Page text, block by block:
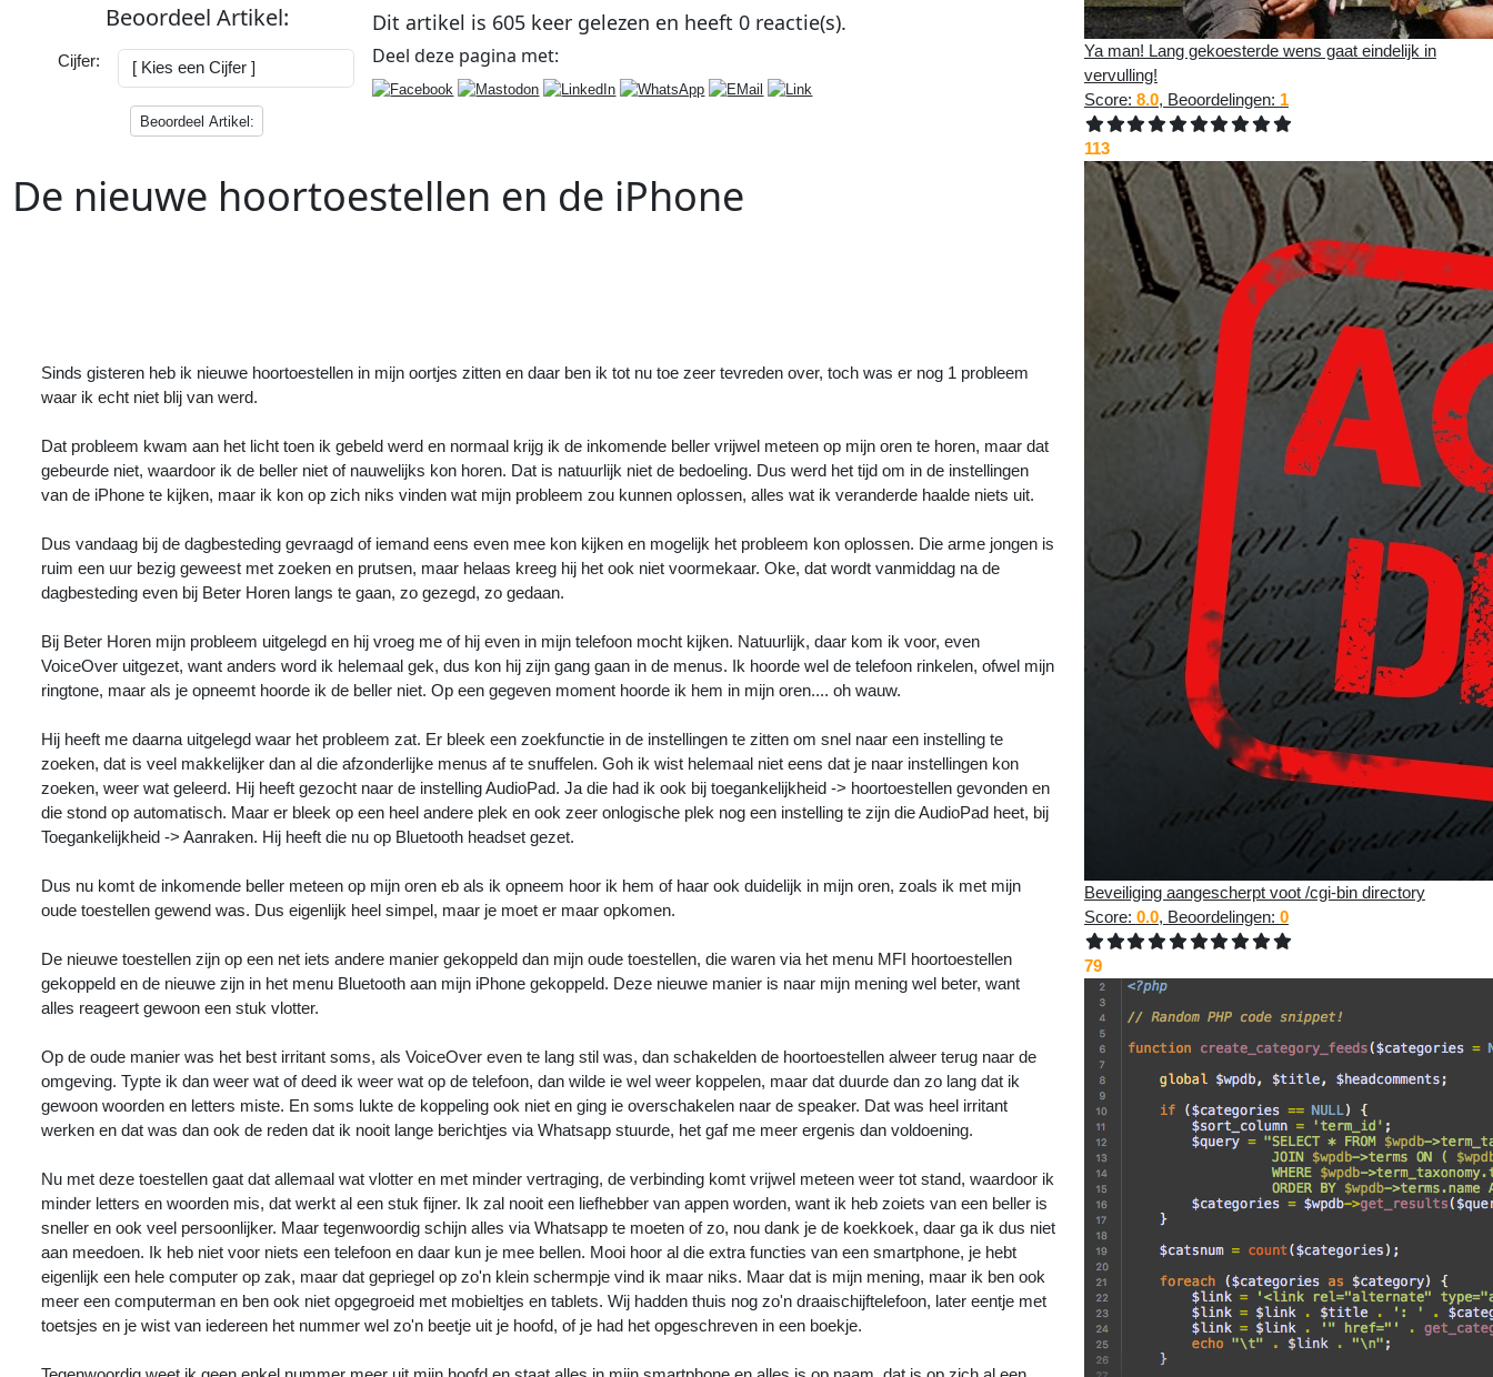
Beoordeel Artikel:
Cijfer:
Beoordeel Artikel:
Dit artikel is 605 keer gelezen en heeft0 reactie(s).
Deel deze pagina met:
De nieuwe hoortoestellen en de iPhone
Sinds gisteren heb ik nieuwe hoortoestellen in mijn oortjes zitten en daar ben ik tot nu toe zeer tevreden over, toch was er nog 1 probleem
waar ik echt niet blij van werd.
Dat probleem kwam aan het licht toen ik gebeld werd en normaal krijg ik de inkomende beller vrijwel meteen op mijn oren te horen, maar dat
gebeurde niet, waardoor ik de beller niet of nauwelijks kon horen. Dat is natuurlijk niet de bedoeling. Dus werd het tijd om in de instellingen
van de iPhone te kijken, maar ik kon op zich niks vinden wat mijn probleem zou kunnen oplossen, alles wat ik veranderde haalde niets uit.
Dus vandaag bij de dagbesteding gevraagd of iemand eens even mee kon kijken en mogelijk het probleem kon oplossen. Die arme jongen is
ruim een uur bezig geweest met zoeken en prutsen, maar helaas kreeg hij het ook niet voormekaar. Oke, dat wordt vanmiddag na de
dagbesteding even bij Beter Horen langs te gaan, zo gezegd, zo gedaan.
Bij Beter Horen mijn probleem uitgelegd en hij vroeg me of hij even in mijn telefoon mocht kijken. Natuurlijk, daar kom ik voor, even
VoiceOver uitgezet, want anders word ik helemaal gek, dus kon hij zijn gang gaan in de menus. Ik hoorde wel de telefoon rinkelen, ofwel mijn
ringtone, maar als je opneemt hoorde ik de beller niet. Op een gegeven moment hoorde ik hem in mijn oren.... oh wauw.
Hij heeft me daarna uitgelegd waar het probleem zat. Er bleek een zoekfunctie in de instellingen te zitten om snel naar een instelling te
zoeken, dat is veel makkelijker dan al die afzonderlijke menus af te snuffelen. Goh ik wist helemaal niet eens dat je naar instellingen kon
zoeken, weer wat geleerd. Hij heeft gezocht naar de instelling AudioPad. Ja die had ik ook bij toegankelijkheid -> hoortoestellen gevonden en
die stond op automatisch. Maar er bleek op een heel andere plek en ook zeer onlogische plek nog een instelling te zijn die AudioPad heet, bij
Toegankelijkheid -> Aanraken. Hij heeft die nu op Bluetooth headset gezet.
Dus nu komt de inkomende beller meteen op mijn oren eb als ik opneem hoor ik hem of haar ook duidelijk in mijn oren, zoals ik met mijn
oude toestellen gewend was. Dus eigenlijk heel simpel, maar je moet er maar opkomen.
De nieuwe toestellen zijn op een net iets andere manier gekoppeld dan mijn oude toestellen, die waren via het menu MFI hoortoestellen
gekoppeld en de nieuwe zijn in het menu Bluetooth aan mijn iPhone gekoppeld. Deze nieuwe manier is naar mijn mening wel beter, want
alles reageert gewoon een stuk vlotter.
Op de oude manier was het best irritant soms, als VoiceOver even te lang stil was, dan schakelden de hoortoestellen alweer terug naar de
omgeving. Typte ik dan weer wat of deed ik weer wat op de telefoon, dan wilde ie wel weer koppelen, maar dat duurde dan zo lang dat ik
gewoon woorden en letters miste. En soms lukte de koppeling ook niet en ging ie overschakelen naar de speaker. Dat was heel irritant
werken en dat was dan ook de reden dat ik nooit lange berichtjes via Whatsapp stuurde, het gaf me meer ergenis dan voldoening.
Nu met deze toestellen gaat dat allemaal wat vlotter en met minder vertraging, de verbinding komt vrijwel meteen weer tot stand, waardoor ik
minder letters en woorden mis, dat werkt al een stuk fijner. Ik zal nooit een liefhebber van appen worden, want ik heb zoiets van een beller is
sneller en ook veel persoonlijker. Maar tegenwoordig schijn alles via Whatsapp te moeten of zo, nou dank je de koekkoek, daar ga ik dus niet
aan meedoen. Ik heb niet voor niets een telefoon en daar kun je mee bellen. Mooi hoor al die extra functies van een smartphone, je hebt
eigenlijk een hele computer op zak, maar dat gepriegel op zo'n klein schermpje vind ik maar niks. Maar dat is mijn mening, maar ik ben ook
meer een computerman en ben ook niet opgegroeid met mobieltjes en tablets. Wij hadden thuis nog zo'n draaischijftelefoon, later eentje met
toetsjes en je wist van iedereen het nummer wel zo'n beetje uit je hoofd, of je had het opgeschreven in een boekje.
Ya man! Lang gekoesterde wens gaat eindelijk in
vervulling!
Score: 8.0, Beoordelingen: 1
113
Beveiliging aangescherpt voot /cgi-bin directory
Score: 0.0, Beoordelingen: 0
79